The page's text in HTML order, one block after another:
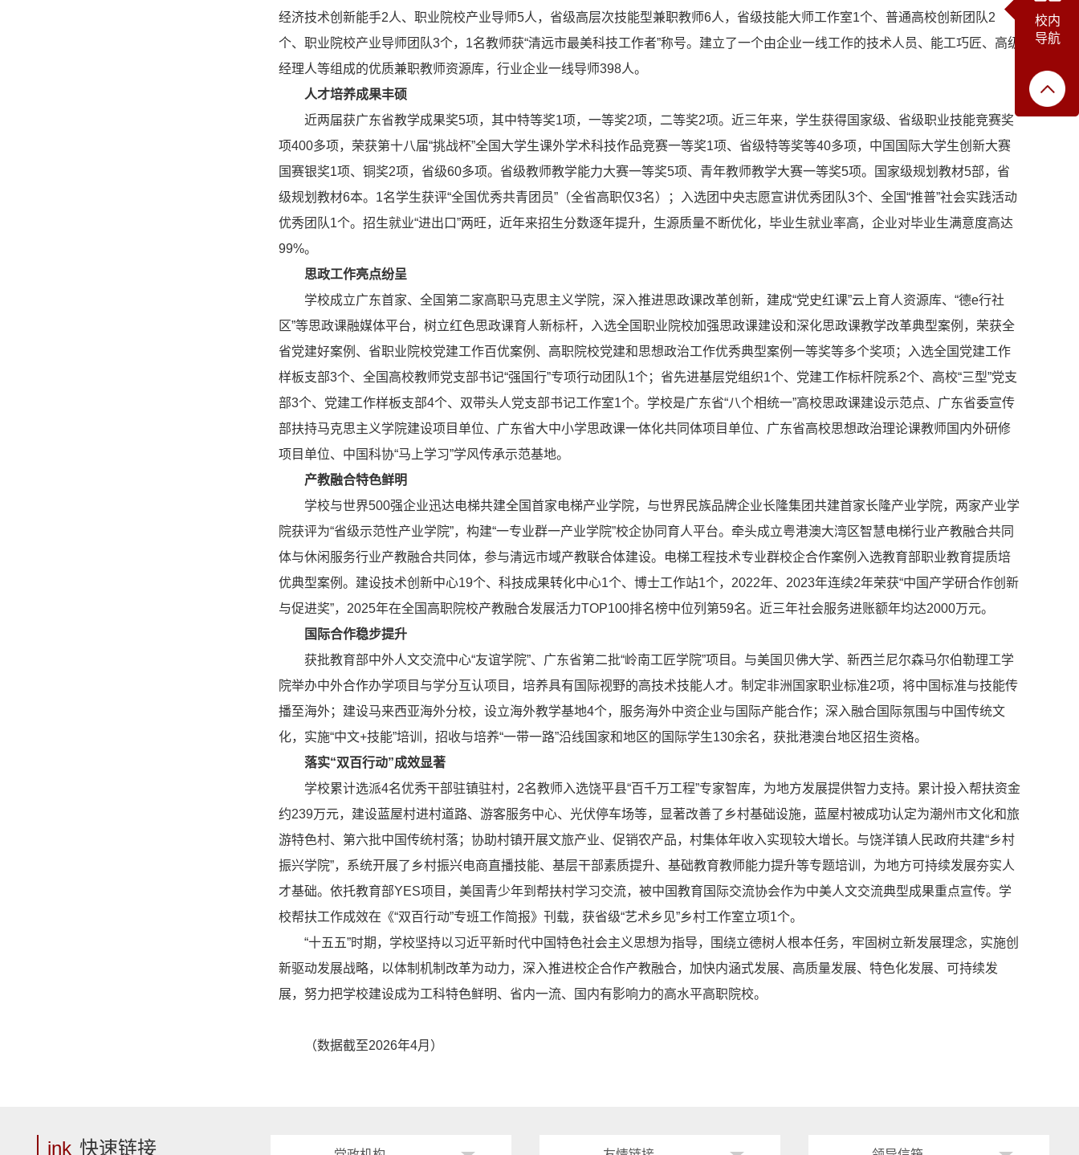
经济技术创新能手2人、职业院校产业导师5人，省级高层次技能型兼职教师6人，省级技能大师工作室1个、普通高校创新团队2
个、职业院校产业导师团队3个，1名教师获“清远市最美科技工作者”称号。建立了一个由企业一线工作的技术人员、能工巧匠、高级
经理人等组成的优质兼职教师资源库，行业企业一线导师398人。
人才培养成果丰硕
近两届获广东省教学成果奖5项，其中特等奖1项，一等奖2项，二等奖2项。近三年来，学生获得国家级、省级职业技能竞赛奖
项400多项，荣获第十八届“挑战杯”全国大学生课外学术科技作品竞赛一等奖1项、省级特等奖等40多项，中国国际大学生创新大赛
国赛银奖1项、铜奖2项，省级60多项。省级教师教学能力大赛一等奖5项、青年教师教学大赛一等奖5项。国家级规划教材5部，省
级规划教材6本。1名学生获评“全国优秀共青团员”（全省高职仅3名）；入选团中央志愿宣讲优秀团队3个、全国“推普”社会实践活动
优秀团队1个。招生就业“进出口”两旺，近年来招生分数逐年提升，生源质量不断优化，毕业生就业率高，企业对毕业生满意度高达
99%。
思政工作亮点纷呈
学校成立广东首家、全国第二家高职马克思主义学院，深入推进思政课改革创新，建成“党史红课”云上育人资源库、“德e行社
区”等思政课融媒体平台，树立红色思政课育人新标杆，入选全国职业院校加强思政课建设和深化思政课教学改革典型案例，荣获全
省党建好案例、省职业院校党建工作百优案例、高职院校党建和思想政治工作优秀典型案例一等奖等多个奖项；入选全国党建工作
样板支部3个、全国高校教师党支部书记“强国行”专项行动团队1个；省先进基层党组织1个、党建工作标杆院系2个、高校“三型”党支
部3个、党建工作样板支部4个、双带头人党支部书记工作室1个。学校是广东省“八个相统一”高校思政课建设示范点、广东省委宣传
部扶持马克思主义学院建设项目单位、广东省大中小学思政课一体化共同体项目单位、广东省高校思想政治理论课教师国内外研修
项目单位、中国科协“马上学习”学风传承示范基地。
产教融合特色鲜明
学校与世界500强企业迅达电梯共建全国首家电梯产业学院，与世界民族品牌企业长隆集团共建首家长隆产业学院，两家产业学
院获评为“省级示范性产业学院”，构建“一专业群一产业学院”校企协同育人平台。牵头成立粤港澳大湾区智慧电梯行业产教融合共同
体与休闲服务行业产教融合共同体，参与清远市域产教联合体建设。电梯工程技术专业群校企合作案例入选教育部职业教育提质培
优典型案例。建设技术创新中心19个、科技成果转化中心1个、博士工作站1个，2022年、2023年连续2年荣获“中国产学研合作创新
与促进奖”，2025年在全国高职院校产教融合发展活力TOP100排名榜中位列第59名。近三年社会服务进账额年均达2000万元。
国际合作稳步提升
获批教育部中外人文交流中心“友谊学院”、广东省第二批“岭南工匠学院”项目。与美国贝佛大学、新西兰尼尔森马尔伯勒理工学
院举办中外合作办学项目与学分互认项目，培养具有国际视野的高技术技能人才。制定非洲国家职业标准2项，将中国标准与技能传
播至海外；建设马来西亚海外分校，设立海外教学基地4个，服务海外中资企业与国际产能合作；深入融合国际氛围与中国传统文
化，实施“中文+技能”培训，招收与培养“一带一路”沿线国家和地区的国际学生130余名，获批港澳台地区招生资格。
落实“双百行动”成效显著
学校累计选派4名优秀干部驻镇驻村，2名教师入选饶平县“百千万工程”专家智库，为地方发展提供智力支持。累计投入帮扶资金
约239万元，建设蓝屋村进村道路、游客服务中心、光伏停车场等，显著改善了乡村基础设施，蓝屋村被成功认定为潮州市文化和旅
游特色村、第六批中国传统村落；协助村镇开展文旅产业、促销农产品，村集体年收入实现较大增长。与饶洋镇人民政府共建“乡村
振兴学院”，系统开展了乡村振兴电商直播技能、基层干部素质提升、基础教育教师能力提升等专题培训，为地方可持续发展夯实人
才基础。依托教育部YES项目，美国青少年到帮扶村学习交流，被中国教育国际交流协会作为中美人文交流典型成果重点宣传。学
校帮扶工作成效在《“双百行动”专班工作简报》刊载，获省级“艺术乡见”乡村工作室立项1个。
“十五五”时期，学校坚持以习近平新时代中国特色社会主义思想为指导，围绕立德树人根本任务，牢固树立新发展理念，实施创
新驱动发展战略，以体制机制改革为动力，深入推进校企合作产教融合，加快内涵式发展、高质量发展、特色化发展、可持续发
展，努力把学校建设成为工科特色鲜明、省内一流、国内有影响力的高水平高职院校。
（数据截至2026年4月）
ink 快速链接
校内
导航